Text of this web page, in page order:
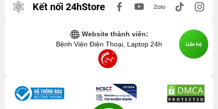
Kết nối 24hStore
Website thành viên:
Bệnh Viện Điện Thoại, Laptop 24h
Liên hệ